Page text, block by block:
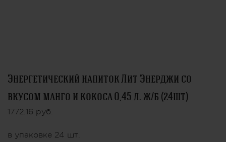
Энергетический напиток Лит Энерджи со
вкусом манго и кокоса 0,45 л. ж/б (24шт)
1772.16 руб.
в упаковке 24 шт.